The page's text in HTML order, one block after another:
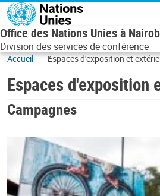
Skip to main content
Office des Nations Unies à
Division des services de conférence
Accueil Espaces d'exposition et
Espaces d'exposition
Campagnes